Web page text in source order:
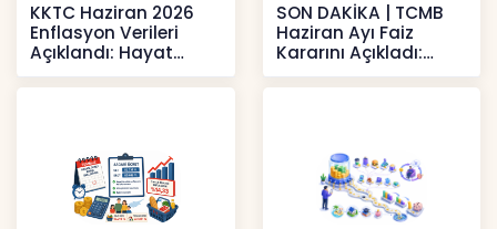
KKTC Haziran 2026
Enflasyon Verileri
Açıklandı: Hayat
Pahalılığı Yükselişini
Sür
SON DAKİKA | TCMB
Haziran Ayı Faiz
Kararını Açıkladı:
Politika Faizi Yüzde
37’de